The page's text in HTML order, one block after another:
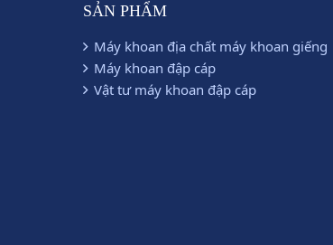
SẢN PHẨM
Máy khoan địa chất máy khoan giếng
Máy khoan đập cáp
Vật tư máy khoan đập cáp